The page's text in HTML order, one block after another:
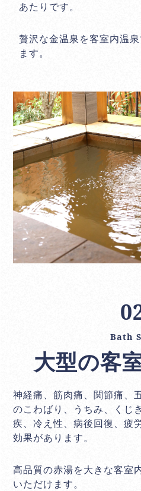
あたりです。
贅沢な金温泉を客室内温
ます。
Bath
大型の客
神経痛、筋肉痛、関節痛、
のこわばり、うちみ、くじ
疾、冷え性、病後回復、疲
効果があります。
高品質の赤湯を大きな客室
いただけます。